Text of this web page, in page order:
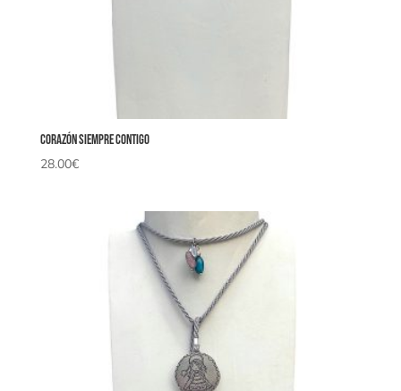
Corazón Siempre Contigo
28.00€